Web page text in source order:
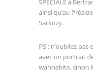
SPÉCIALE à
ainsi qu’au
Sarkozy.
PS : n’oubliez
avec un portrait
wahhabite, sinon